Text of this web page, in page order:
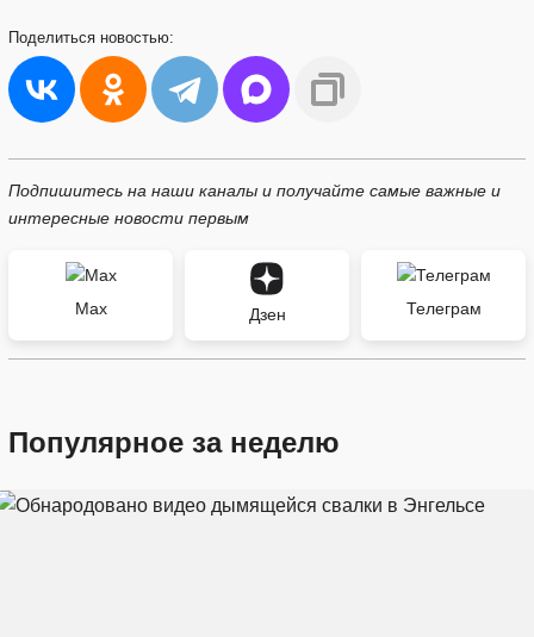
Поделиться новостью:
Подпишитесь на наши каналы и получайте самые важные и
интересные новости первым
Max Дзен Телеграм
Популярное за неделю